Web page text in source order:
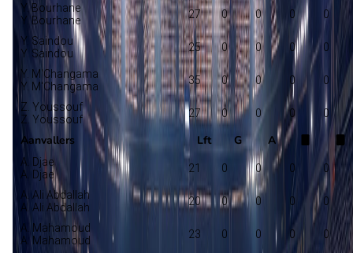
Y. Bourhane
Y. Bourhane
27 0 0 0 0
Y. Saindou
Y. Saindou
25 0 0 0 0
Y. M'Changama
Y. M'Changama
35 0 0 0 0
Z. Youssouf
Z. Youssouf
27 0 0 0 0
Aanvallers Lft G A
A. Djae
A. Djae
21 0 0 0 0
A. Ali Abdallah
A. Ali Abdallah
20 0 0 0 0
A. Mahamoud
A. Mahamoud
23 0 0 0 0